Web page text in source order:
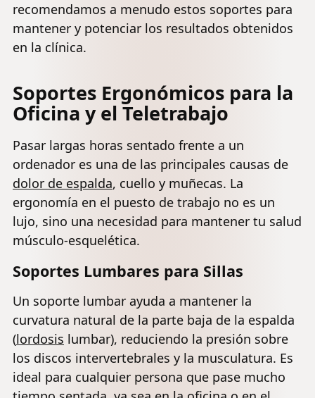
recomendamos a menudo estos soportes para
mantener y potenciar los resultados obtenidos
en la clínica.
Soportes Ergonómicos para la
Oficina y el Teletrabajo
Pasar largas horas sentado frente a un
ordenador es una de las principales causas de
dolor de espalda, cuello y muñecas. La
ergonomía en el puesto de trabajo no es un
lujo, sino una necesidad para mantener tu salud
músculo-esquelética.
Soportes Lumbares para Sillas
Un soporte lumbar ayuda a mantener la
curvatura natural de la parte baja de la espalda
(lordosis lumbar), reduciendo la presión sobre
los discos intervertebrales y la musculatura. Es
ideal para cualquier persona que pase mucho